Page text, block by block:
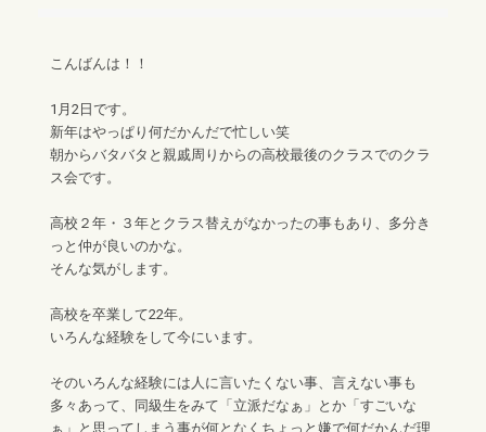
こんばんは！！
1月2日です。
新年はやっぱり何だかんだで忙しい笑
朝からバタバタと親戚周りからの高校最後のクラスでのクラ
ス会です。
高校２年・３年とクラス替えがなかったの事もあり、多分き
っと仲が良いのかな。
そんな気がします。
高校を卒業して22年。
いろんな経験をして今にいます。
そのいろんな経験には人に言いたくない事、言えない事も
多々あって、同級生をみて「立派だなぁ」とか「すごいな
ぁ」と思ってしまう事が何となくちょっと嫌で何だかんだ理